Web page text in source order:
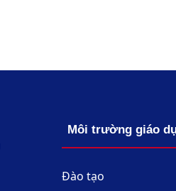
Môi trường giáo
Đào tạo